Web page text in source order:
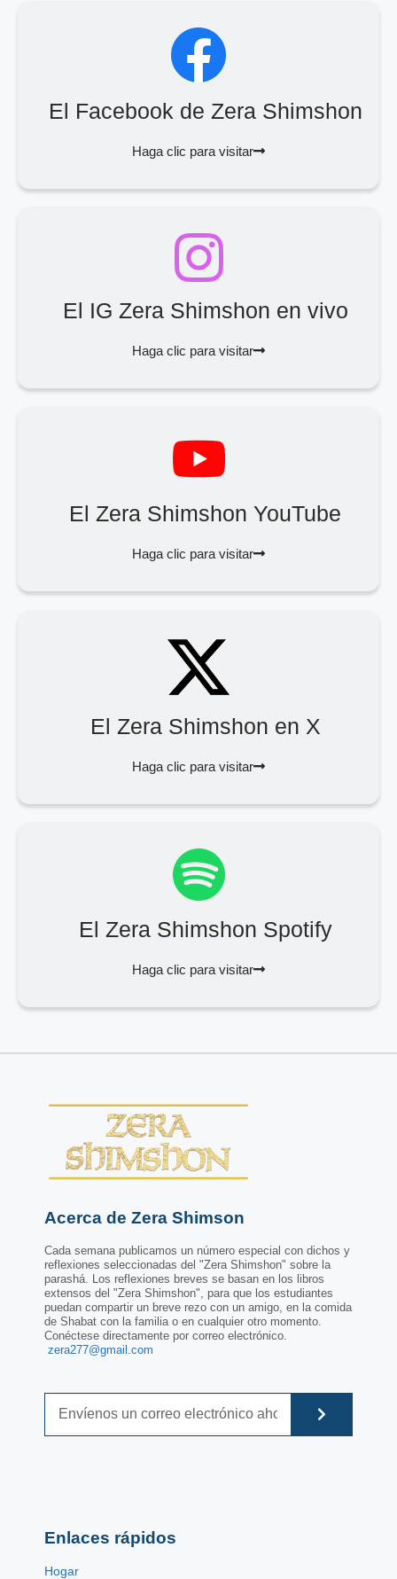
El Facebook de Zera Shimshon
Haga clic para visitar
El IG Zera Shimshon en vivo
Haga clic para visitar
El Zera Shimshon YouTube
Haga clic para visitar
El Zera Shimshon en X
Haga clic para visitar
El Zera Shimshon Spotify
Haga clic para visitar
Acerca de Zera Shimson
Cada semana publicamos un número especial con dichos y
reflexiones seleccionadas del "Zera Shimshon" sobre la
parashá. Los reflexiones breves se basan en los libros
extensos del "Zera Shimshon", para que los estudiantes
puedan compartir un breve rezo con un amigo, en la comida
de Shabat con la familia o en cualquier otro momento.
Conéctese directamente por correo electrónico.
zera277@gmail.com
Enlaces rápidos
Hogar